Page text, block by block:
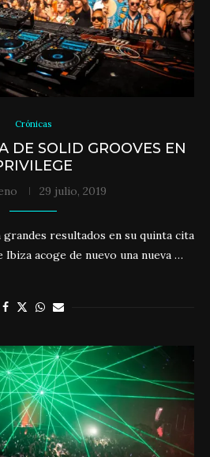
Crónicas
DE SOLID GROOVES EN
29 julio, 2019
resultados en su quinta cita
Ibiza acoge de nuevo una nueva …